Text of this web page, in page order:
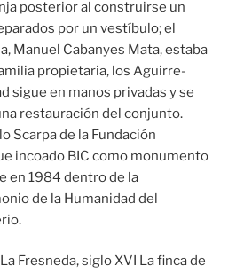
La Fresneda, siglo XVI La finca de